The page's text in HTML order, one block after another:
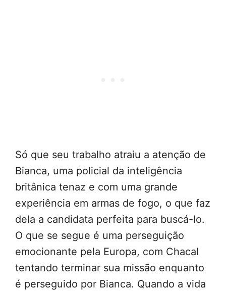
Só que seu trabalho atraiu a atenção de
Bianca, uma policial da inteligência
britânica tenaz e com uma grande
experiência em armas de fogo, o que faz
dela a candidata perfeita para buscá-lo.
O que se segue é uma perseguição
emocionante pela Europa, com Chacal
tentando terminar sua missão enquanto
é perseguido por Bianca. Quando a vida